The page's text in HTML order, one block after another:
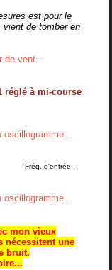
est pour le
vient de tomber en
réglé à mi-course
Fréq. d'entrée :
mon vieux
nécessitent une
bruit.